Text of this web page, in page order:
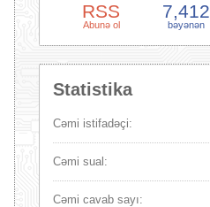
RSS
Abunə ol
7,412
bəyənən
Statistika
Cəmi istifadəçi:
Cəmi sual:
Cəmi cavab sayı: